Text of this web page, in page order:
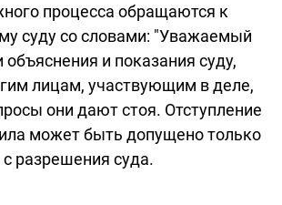
процесса обращаются к
суду со словами: "Уважаемый
объяснения и показания суду,
лицам, участвующим в деле,
они дают стоя. Отступление
может быть допущено только
с разрешения суда.